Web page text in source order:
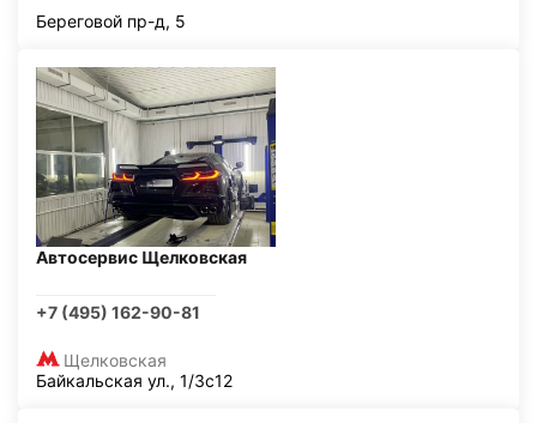
Береговой пр-д, 5
Автосервис Щелковская
+7 (495) 162-90-81
Щелковская
Байкальская ул., 1/3с12